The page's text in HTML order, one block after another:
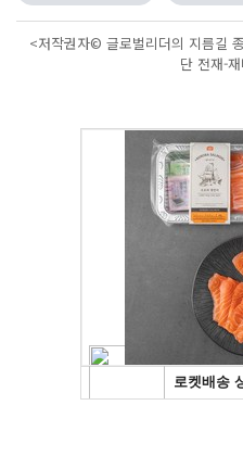
<저작권자© 글로벌리더의 지름길
단 전재-